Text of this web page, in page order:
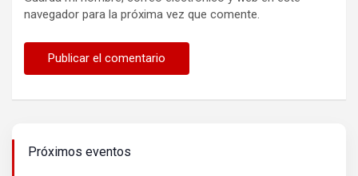
navegador para la próxima vez que comente.
Próximos eventos